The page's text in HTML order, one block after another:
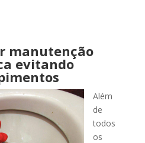
manutenção
evitando
Além
de
todos
os